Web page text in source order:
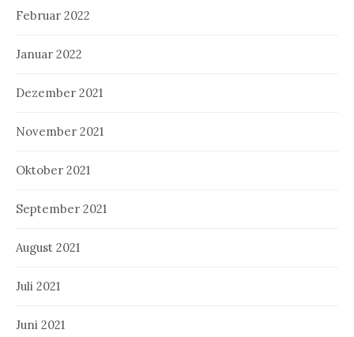
Februar 2022
Januar 2022
Dezember 2021
November 2021
Oktober 2021
September 2021
August 2021
Juli 2021
Juni 2021